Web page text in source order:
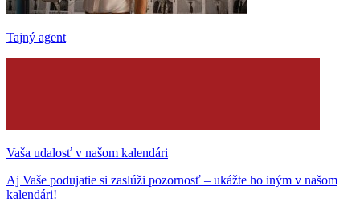
Tajný agent
Vaša udalosť v našom kalendári
Aj Vaše podujatie si zaslúži pozornosť – ukážte ho iným v našom
kalendári!